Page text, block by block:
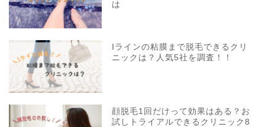
は
Iラインの粘膜まで脱毛できるクリ
ニックは？人気5社を調査！！
顔脱毛1回だけって効果はある？お
試しトライアルできるクリニック8